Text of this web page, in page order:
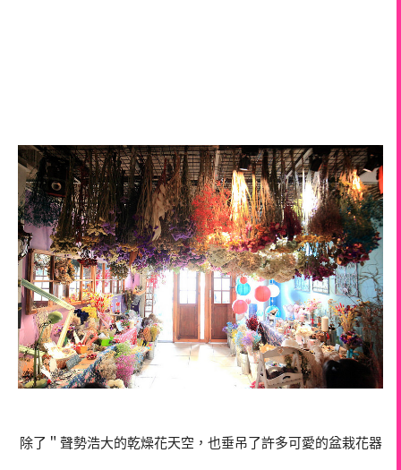
除了＂聲勢浩大的乾燥花天空，也垂吊了許多可愛的盆栽花器